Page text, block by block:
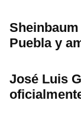
Puebla y
José Luis